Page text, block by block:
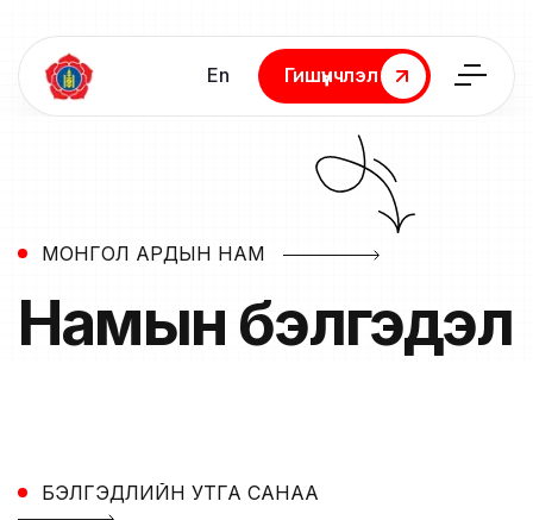
En
Гишүүнчлэл
Гишүүнчлэл
МОНГОЛ АРДЫН НАМ
Намын бэлгэдэл
БЭЛГЭДЛИЙН УТГА САНАА